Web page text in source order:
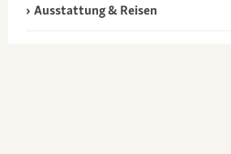
Ausstattung & Reisen